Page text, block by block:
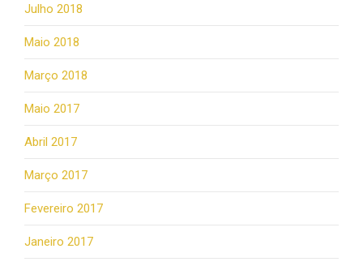
Julho 2018
Maio 2018
Março 2018
Maio 2017
Abril 2017
Março 2017
Fevereiro 2017
Janeiro 2017